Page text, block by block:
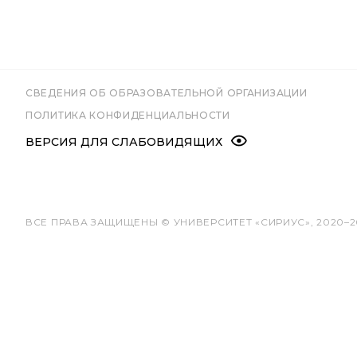
СВЕДЕНИЯ ОБ ОБРАЗОВАТЕЛЬНОЙ ОРГАНИЗАЦИИ
ПОЛИТИКА КОНФИДЕНЦИАЛЬНОСТИ
ВЕРСИЯ ДЛЯ СЛАБОВИДЯЩИХ
ВСЕ ПРАВА ЗАЩИЩЕНЫ © УНИВЕРСИТЕТ «СИРИУС»,